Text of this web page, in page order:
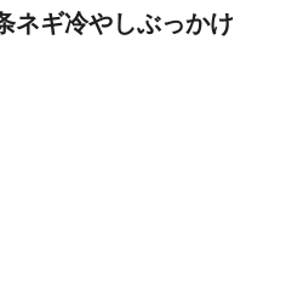
ネギ冷やしぶっかけ